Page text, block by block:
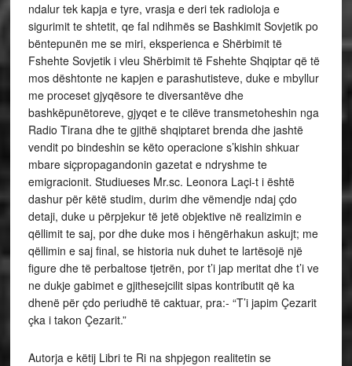
ndalur tek kapja e tyre, vrasja e deri tek radioloja e
sigurimit te shtetit, qe fal ndihmës se Bashkimit Sovjetik po
bëntepunën me se miri, eksperienca e Shërbimit të
Fshehte Sovjetik i vleu Shërbimit të Fshehte Shqiptar që të
mos dështonte ne kapjen e parashutisteve, duke e mbyllur
me proceset gjyqësore te diversantëve dhe
bashkëpunëtoreve, gjyqet e te cilëve transmetoheshin nga
Radio Tirana dhe te gjithë shqiptaret brenda dhe jashtë
vendit po bindeshin se këto operacione s’kishin shkuar
mbare siçpropagandonin gazetat e ndryshme te
emigracionit. Studiueses Mr.sc. Leonora Laçi-t i është
dashur për këtë studim, durim dhe vëmendje ndaj çdo
detaji, duke u përpjekur të jetë objektive në realizimin e
qëllimit te saj, por dhe duke mos i hëngërhakun askujt; me
qëllimin e saj final, se historia nuk duhet te lartësojë një
figure dhe të perbaltose tjetrën, por t’i jap meritat dhe t’i ve
ne dukje gabimet e gjithesejcilit sipas kontributit që ka
dhenë për çdo periudhë të caktuar, pra:- “T’i japim Çezarit
çka i takon Çezarit.”
Autorja e këtij Libri te Ri na shpjegon realitetin se